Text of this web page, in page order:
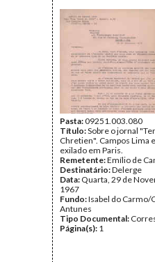
Tipo Documental:
Página(s): 16
Pasta:09251.003.080
Título:Sobre o jornal
Chretien". Campos Lima
exilado em Paris.
Remetente:Emílio de
Destinatário:Delerge
Data: Quarta, 29 de
1967
Fundo:Isabel do Carmo/
Antunes
Tipo Documental:
Página(s): 1